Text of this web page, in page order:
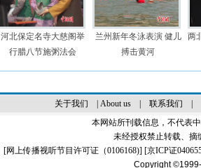
河北保定名寺大慈阁举
行腊八节施粥法会
兰州新年冬泳表演 健儿
搏击黄河
两
关于我们 About us| 联系我们
本网站所刊载信息，不代表
未经授权禁止转载、摘
[网上传播视听节目许可证（0106168)] [京ICP证
Copyright